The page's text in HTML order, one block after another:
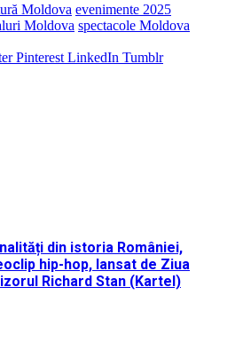
Moldova evenimente 2025
Moldova spectacole Moldova
Pinterest LinkedIn Tumblr
din istoria României,
hip-hop, lansat de Ziua
Richard Stan (Kartel)